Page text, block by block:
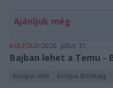
Ajánljuk még
KÜLFÖLD 2026. július 31.
Bajban lehet a Temu -
Európai Unió Európai Bizottság